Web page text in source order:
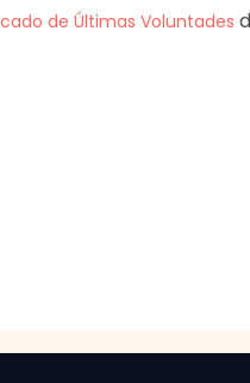
de Últimas Voluntades